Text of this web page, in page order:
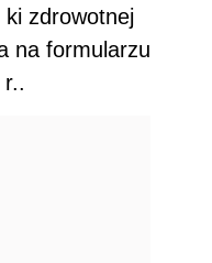
ki zdrowotnej
na formularzu